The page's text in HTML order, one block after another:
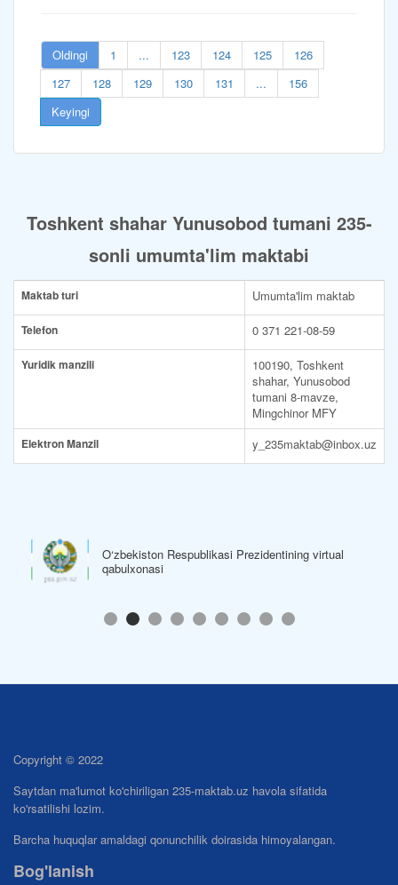
Oldingi 1 ... 123 124 125
126
127
128 129 130 131 ...
156
Keyingi
Toshkent shahar Yunusobod tumani 235-
sonli umumta'lim maktabi
Maktab turi Umumta'lim maktab
Telefon 0 371 221-08-59
Yuridik manzili
100190, Toshkent
shahar, Yunusobod
tumani 8-mavze,
Mingchinor MFY
Elektron Manzil y_235maktab@inbox.uz
O‘zbekiston Respublikasi Hukumat Portali
Copyright © 2022
Saytdan ma'lumot ko'chiriligan 235-maktab.uz havola sifatida
ko'rsatilishi lozim.
Barcha huquqlar amaldagi qonunchilik doirasida himoyalangan.
Bog'lanish